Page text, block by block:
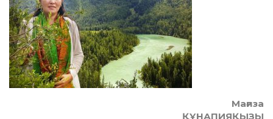
Мағиза
ҚҰНАПИЯҚЫЗЫ